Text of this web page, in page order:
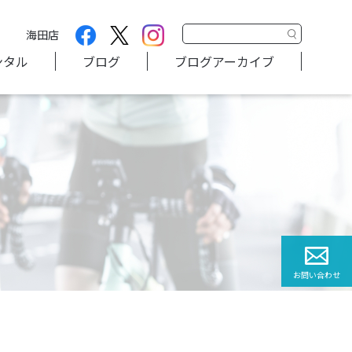
海田店
ル ブログ ブログアーカイブ
お問い合わせ